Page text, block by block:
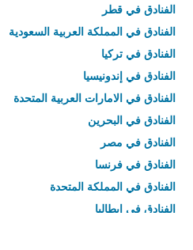
الفنادق في قطر
الفنادق في المملكة العربية السعودية
الفنادق في تركيا
الفنادق في إندونيسيا
الفنادق في الامارات العربية المتحدة
الفنادق في البحرين
الفنادق في مصر
الفنادق في فرنسا
الفنادق في المملكة المتحدة
الفنادق في إيطاليا